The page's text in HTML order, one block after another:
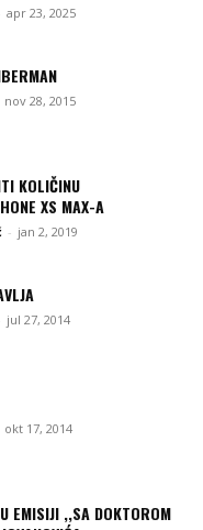
apr 23, 2025
nov 28, 2015
KOLIČINU
XS MAX-A
- jan 2, 2019
jul 27, 2014
okt 17, 2014
EMISIJI ,,SA DOKTOROM